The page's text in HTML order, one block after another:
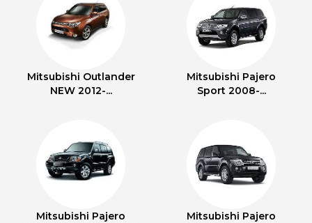
Mitsubishi Outlander
NEW 2012-...
Mitsubishi Pajero
Sport 2008-...
Mitsubishi Pajero
Mitsubishi Pajero